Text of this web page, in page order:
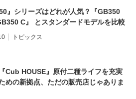
』シリーズはどれが人気？『GB350
C』 とスタンダードモデルを比較
トピックス
Cub HOUSE』原付二種ライフを充実
めの新拠点、ただの販売店じゃありま